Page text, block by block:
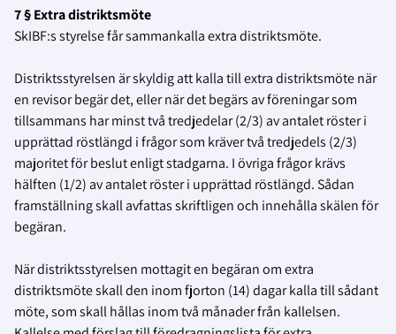
7 § Extra distriktsmöte
SkIBF:s styrelse får sammankalla extra distriktsmöte.
Distriktsstyrelsen är skyldig att kalla till extra distriktsmöte när
en revisor begär det, eller när det begärs av föreningar som
tillsammans har minst två tredjedelar (2/3) av antalet röster i
upprättad röstlängd i frågor som kräver två tredjedels (2/3)
majoritet för beslut enligt stadgarna. I övriga frågor krävs
hälften (1/2) av antalet röster i upprättad röstlängd. Sådan
framställning skall avfattas skriftligen och innehålla skälen för
begäran.
När distriktsstyrelsen mottagit en begäran om extra
distriktsmöte skall den inom fjorton (14) dagar kalla till sådant
möte, som skall hållas inom två månader från kallelsen.